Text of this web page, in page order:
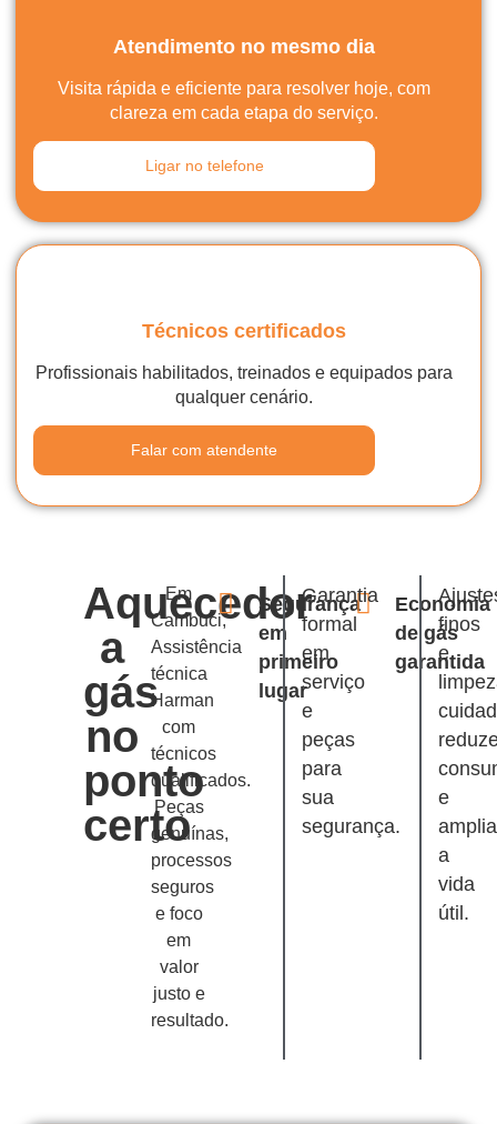
Atendimento no mesmo dia
Visita rápida e eficiente para resolver hoje, com
clareza em cada etapa do serviço.
Ligar no telefone
Técnicos certificados
Profissionais habilitados, treinados e equipados para
qualquer cenário.
Falar com atendente
Aquecedor
a
gás
no
ponto
certo
Em
Cambuci,
Assistência
técnica
Harman
com
técnicos
qualificados.
Peças
genuínas,
processos
seguros
e foco
em
valor
justo e
resultado.
Segurança
em
primeiro
lugar
Economia
de gás
garantida
Garantia
formal
em
serviço
e
peças
para
sua
segurança.
finos
e
e
a
vida
útil.